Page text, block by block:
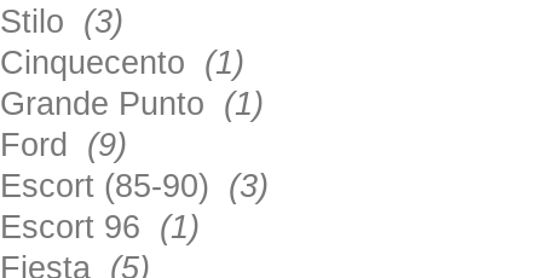
Stilo (3)
Cinquecento (1)
Grande Punto (1)
Ford (9)
Escort (85-90) (3)
Escort 96 (1)
Fiesta (5)